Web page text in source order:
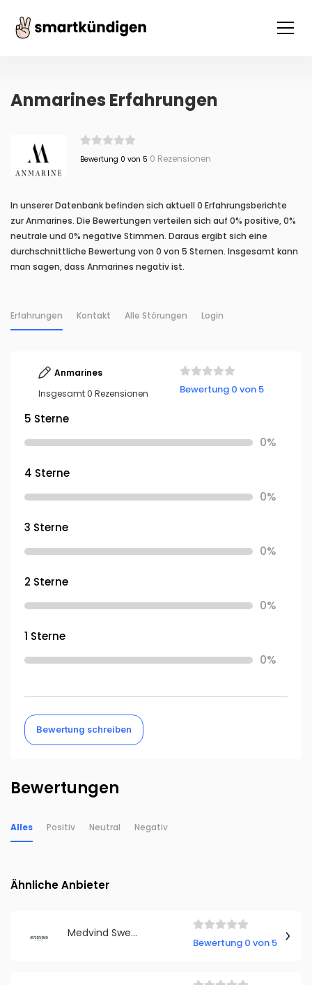
Anmarines Erfahrungen
Bewertung 0 von 5 0 Rezensionen
In unserer Datenbank befinden sich aktuell 0 Erfahrungsberichte
zur Anmarines. Die Bewertungen verteilen sich auf 0% positive, 0%
neutrale und 0% negative Stimmen. Daraus ergibt sich eine
durchschnittliche Bewertung von 0 von 5 Sternen. Insgesamt kann
man sagen, dass Anmarines negativ ist.
Erfahrungen Kontakt Alle Störungen Login
Anmarines
Insgesamt 0 Rezensionen
Bewertung 0 von 5
5 Sterne
0%
4 Sterne
0%
3 Sterne
0%
2 Sterne
0%
1 Sterne
0%
Bewertung schreiben
Bewertungen
Alles Positiv Neutral Negativ
Ähnliche Anbieter
Medvind Sweden
Bewertung 0 von 5